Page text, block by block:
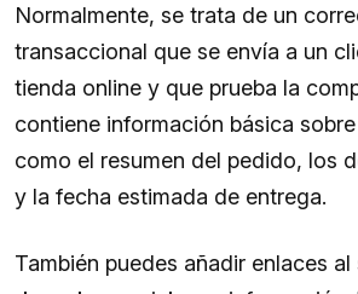
Normalmente, se trata de un
transaccional que se envía a un
tienda online y que prueba la
contiene información básica
como el resumen del pedido, los
y la fecha estimada de entrega.
También puedes añadir enlaces